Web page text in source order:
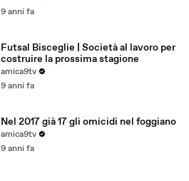
9 anni fa
Futsal Bisceglie | Società al lavoro per
costruire la prossima stagione
amica9tv
9 anni fa
Nel 2017 già 17 gli omicidi nel foggiano
amica9tv
9 anni fa